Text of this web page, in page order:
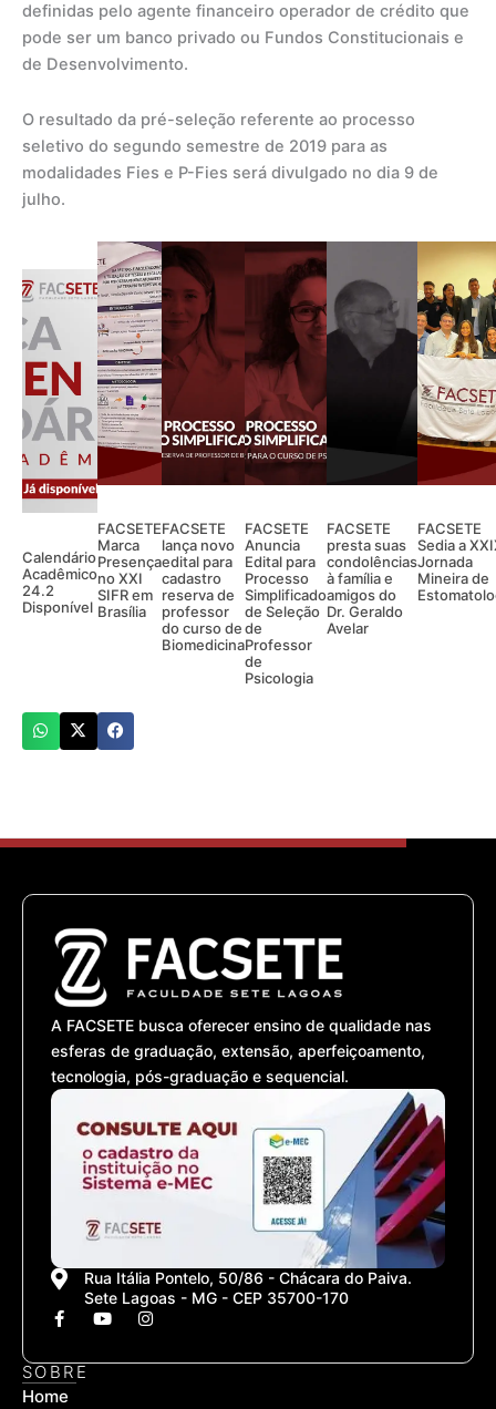
definidas pelo agente financeiro operador de crédito que
pode ser um banco privado ou Fundos Constitucionais e
de Desenvolvimento.
O resultado da pré-seleção referente ao processo
seletivo do segundo semestre de 2019 para as
modalidades Fies e P-Fies será divulgado no dia 9 de
julho.
Calendário
Acadêmico
24.2
Disponível
FACSETE
Marca
Presença
no XXI
SIFR em
Brasília
FACSETE
lança novo
edital para
cadastro
reserva de
professor
do curso de
Biomedicina
FACSETE
Anuncia
Edital para
Processo
Simplificado
de Seleção
de
Professor
de
Psicologia
FACSETE
presta suas
condolências
à família e
amigos do
Dr. Geraldo
Avelar
FACSETE
Sedia a
Jornada
Mineira de
A FACSETE busca oferecer ensino de qualidade nas
esferas de graduação, extensão, aperfeiçoamento,
tecnologia, pós-graduação e sequencial.
Rua Itália Pontelo, 50/86 - Chácara do Paiva.
Sete Lagoas - MG - CEP 35700-170
F
a
e
b
o
Y
t
I
n
t
SOBRE
Home